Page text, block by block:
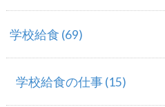
学校給食 (69)
学校給食の仕事(15)